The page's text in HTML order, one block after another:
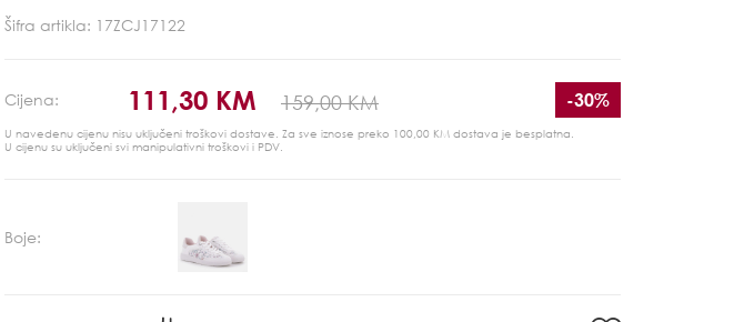
Šifra artikla: 17ZCJ17122
Cijena: 111,30 KM 159,00 KM -30%
U navedenu cijenu nisu uključeni troškovi dostave. Za sve iznose preko 100,00 KM dostava je besplatna.
U cijenu su uključeni svi manipulativni troškovi i PDV.
Boje: